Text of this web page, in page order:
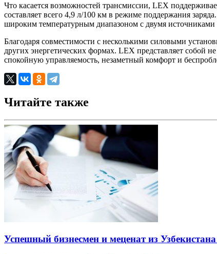
Что касается возможностей трансмиссии, LEX
составляет всего 4,9 л/100 км в режиме поддержания
широким температурным диапазоном с двумя источниками
Благодаря совместимости с несколькими силовыми
других энергетических формах. LEX представляет собой
спокойную управляемость, незаметный комфорт и
Читайте также
Успешный бизнесмен и меценат из